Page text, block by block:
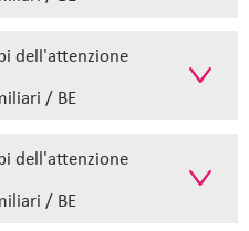
dell'attenzione
/ BE
dell'attenzione
/ BE